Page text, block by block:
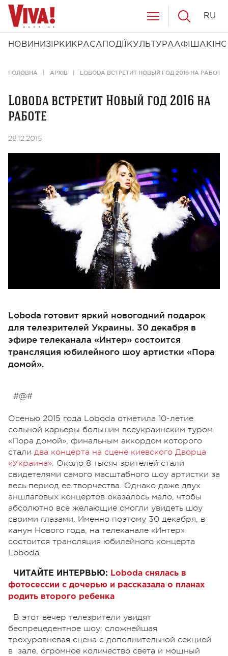
НОВИНИ ЗІРКИ КРАСА ПОДІЇ КУЛЬТУРААФІША КІНО
RU
ГОЛОВНА АРХІВ LOBODA ВСТРЕТИТ НОВЫЙ ГОД 2016 НА РАБОТЕ
Loboda встретит Новый год 2016 на
работе
28.12.2015
Loboda готовит яркий новогодний подарок
для телезрителей Украины. 30 декабря в
эфире телеканала «Интер» состоится
трансляция юбилейного шоу артистки «Пора
домой».
#@#
Осенью 2015 года Loboda отметила 10-летие
сольной карьеры большим всеукраинским туром
«Пора домой», финальным аккордом которого
стали два концерта на сцене киевского Дворца
«Украина». Около 8 тысяч зрителей стали
свидетелями самого масштабного шоу артистки за
весь период ее творчества. Однако даже двух
аншлаговых концертов оказалось мало, чтобы
абсолютно все желающие смогли увидеть шоу
своими глазами. Именно поэтому 30 декабря, в
канун Нового года, на телеканале «Интер»
состоится трансляция юбилейного концерта
Loboda.
ЧИТАЙТЕ ИНТЕРВЬЮ: Loboda снялась в
фотосессии с дочерью и рассказала о планах
родить второго ребенка
В этот вечер телезрители увидят
беспрецедентное шоу: сложнейшая
трехуровневая сцена с дополнительной секцией
в зале, огромное количество света и мощный